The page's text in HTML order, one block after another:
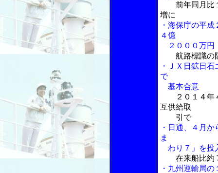
前年同月比
増に
・海保庁の平
４億
２０００万円
航路標識の
・ＪＸ日鉱日
で
基本合意
２０１４
互供給取
引で
・日通、４月
ま
わり７」を投
在来船比約
・九州運輸局